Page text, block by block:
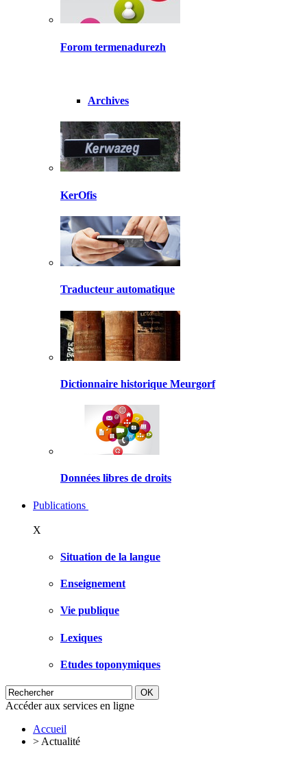
Forom termenadurezh
Archives
KerOfis
Traducteur automatique
Dictionnaire historique Meurgorf
Données libres de droits
Publications
X
Situation de la langue
Enseignement
Vie publique
Lexiques
Etudes toponymiques
Accéder aux services en ligne
Accueil
> Actualité